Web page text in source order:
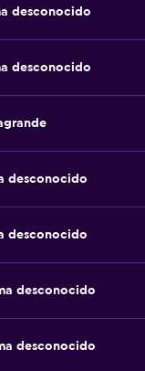
desconocido
desconocido
desconocido
desconocido
desconocido
desconocido